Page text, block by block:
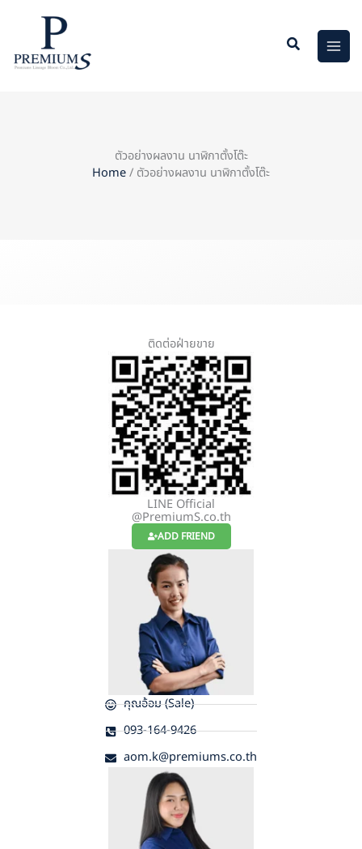
ตัวอย่างผลงาน นาฬิกาตั้งโต๊ะ
Home/ ตัวอย่างผลงาน นาฬิกาตั้งโต๊ะ
ติดต่อฝ่ายขาย
LINE Official
@PremiumS.co.th
ADD FRIEND
คุณอ้อม (Sale)
093-164-9426
aom.k@premiums.co.th